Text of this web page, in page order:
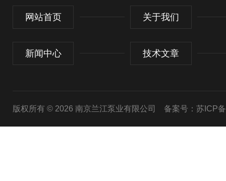
网站首页 关于我们
新闻中心 技术文章
版权所有 © 2026 南京兰江泵业有限公司 备案号：苏ICP